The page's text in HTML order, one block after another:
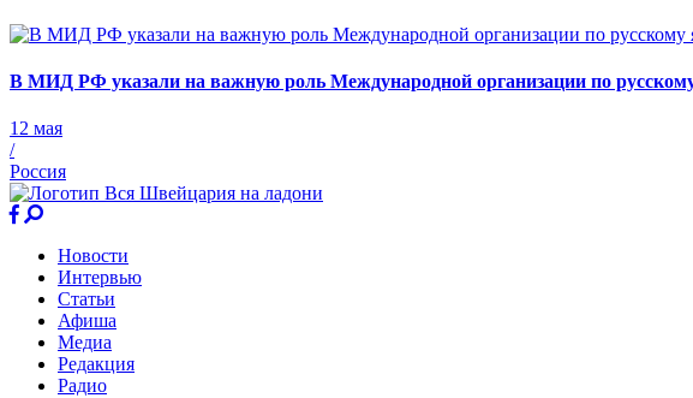
В МИД РФ указали на важную роль Международной организации по
12 мая
/
Россия
Новости
Интервью
Статьи
Афиша
Медиа
Редакция
Радио